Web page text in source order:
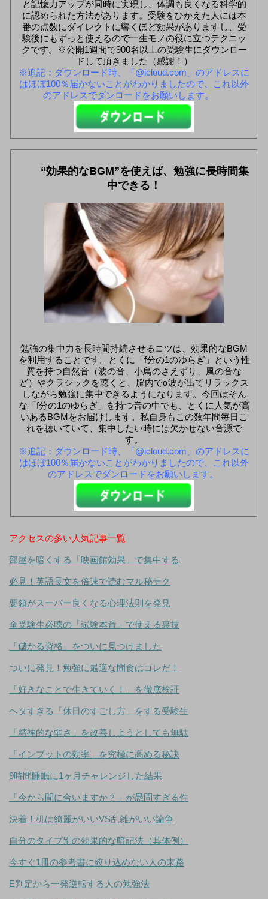
と記憶力アップが同時に実現し、体調も良くなる科学的
に認められた方法があります。受験をひかえた人には本
番の点数にダイレクトに響くほど効果がありますし、受
験後にもずっと使えるので一生モノの役に立つテクニッ
クです。※公開1週間で900名以上の受験生にダウンロー
ドして頂きました（感謝！）
※追記：ダウンロード時、「@icloud.com」のアドレスに
はほぼ100％届かないことがわかりましたので、これ以外
のアドレスでダンロードをお願いします。
“効果的なBGM”を使えば、勉強に長時間集
中できる！
勉強の集中力を長時間持続させるコツは、効果的なBGM
を利用することです。とくに「f分の1のゆらぎ」という性
質を持つ自然音（波の音、小鳥のさえずり、風の音な
ど）やクラシックを聴くと、脳内でα波が出てリラックス
しながら勉強に集中できるようになります。今回はそん
な「f分の1のゆらぎ」を持つ音の中でも、とくに人気が高
いあるBGMをお届けします。私自身もこの数年間毎日こ
れを聴いていて、集中したい時には欠かせない音源で
す。
※追記：ダウンロード時、「@icloud.com」のアドレスに
はほぼ100％届かないことがわかりましたので、これ以外
のアドレスでダンロードをお願いします。
アクセスの多い人気記事一覧
部屋を暗くする「映画館効果」で集中する
必見！英語長文を倍速で読むマル秘テク
要領がスーパー良くなる心理法則を発見
全受験生必聴の「試験本番」で使える裏技
「儲かる資格」をついに見つけました
ついに発見！勉強に最適な間食はコレだ！
「好きなことで生きていく！」を徹底検証
ヘタすぎる「休日のすごし方」をする受験生
「精神的な弱さ」を改善しようとしても無駄
「インプットの効率」を究極に高める秘訣
9時間睡眠に1ヶ月チャレンジした結果
「今から間に合いますか？」が愚問すぎる件
決着！机は綺麗がいいVS乱雑がいい論争
自分のタイプ別の効果的な暗記法（具体例）
今すぐ1冊の参考書に絞り込めない人の末路
E判定から一発逆転する人の勉強法